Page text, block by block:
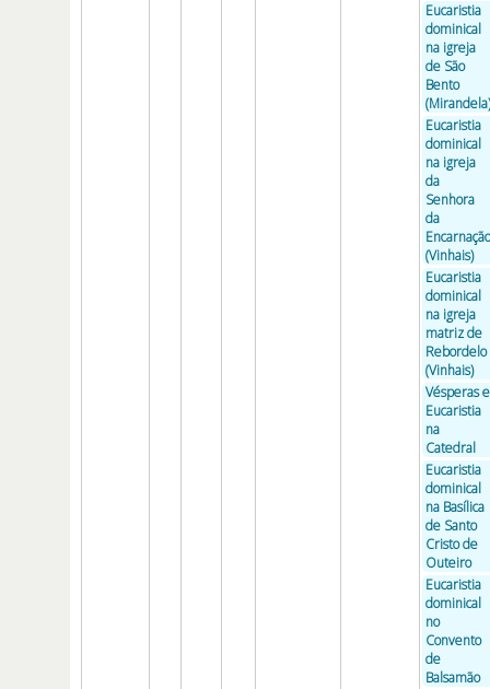
Eucaristia
dominical
na igreja
de São
Bento
(Mirandela)
Eucaristia
dominical
na igreja
da
Senhora
da
Encarnação
(Vinhais)
Eucaristia
dominical
na igreja
matriz de
Rebordelo
(Vinhais)
Vésperas e
Eucaristia
na
Catedral
Eucaristia
dominical
na Basílica
de Santo
Cristo de
Outeiro
Eucaristia
dominical
no
Convento
de
Balsamão